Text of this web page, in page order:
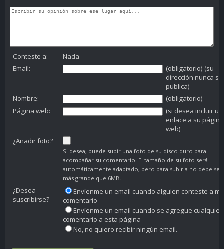
Conteste a:
Nada
Email:
(obligatorio) (su
dirección nunca se
publica)
Nombre:
(obligatorio)
Página web:
(si desea incluir un
enlace a su página
web)
¿Añadir foto?
Si desea, puede subir una foto de su disco duro para
acompañar su comentario. El tamaño de su foto será
automáticamente adaptado, pero para subirla no debe ser
más grande que 6MB.
¿Desea
suscribirse?
Envíenme un email cuando alguien conteste a mi
comentario
Envíenme un email cuando se agregue cualquier
comentario a esta página
No, no quiero recibir ningún email.